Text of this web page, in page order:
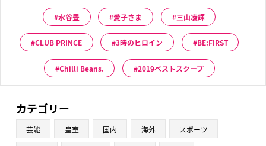
水谷豊 愛子さま 三山凌輝
CLUB PRINCE 3時のヒロイン BE:FIRST
Chilli Beans. 2019ベストスクープ
カテゴリー
芸能 皇室 国内 海外 スポーツ